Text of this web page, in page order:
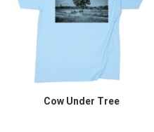
Cow Under Tree